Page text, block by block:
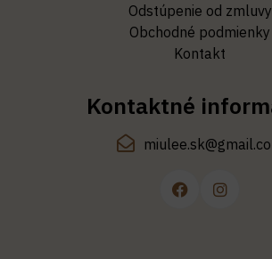
Odstúpenie od zmluvy
Obchodné podmienky
Kontakt
Kontaktné